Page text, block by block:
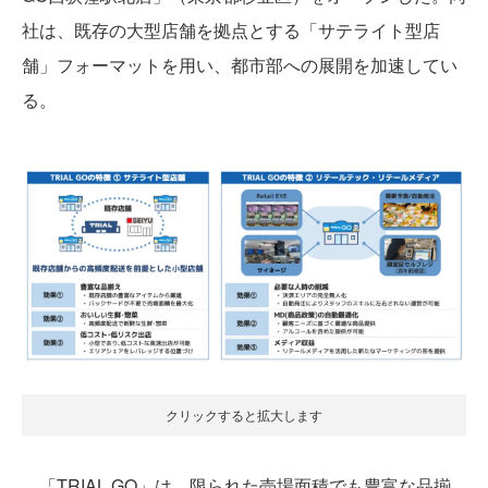
社は、既存の大型店舗を拠点とする「サテライト型店
舗」フォーマットを用い、都市部への展開を加速してい
る。
クリックすると拡大します